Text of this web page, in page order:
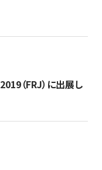
（FRJ）に出展し